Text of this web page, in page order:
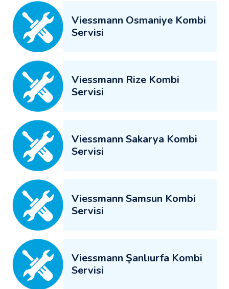
Viessmann Osmaniye Kombi
Servisi
Viessmann Rize Kombi
Servisi
Viessmann Sakarya Kombi
Servisi
Viessmann Samsun Kombi
Servisi
Viessmann Şanlıurfa Kombi
Servisi